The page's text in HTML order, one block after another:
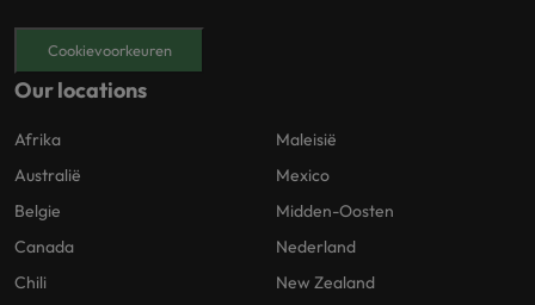
Cookievoorkeuren
Our locations
Afrika
Australië
Belgie
Canada
Chili
Maleisië
Mexico
Midden-Oosten
Nederland
New Zealand